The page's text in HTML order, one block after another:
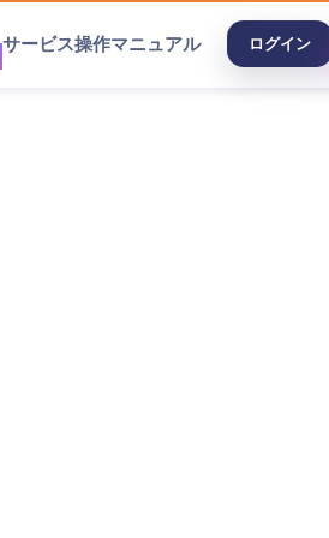
サービス操作マニュアル ログイン